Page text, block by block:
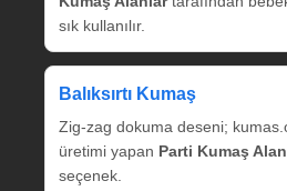
sık kullanılır.
Balıksırtı Kumaş
Zig‑zag dokuma deseni;
üretimi yapan Parti Kumaş
seçenek.